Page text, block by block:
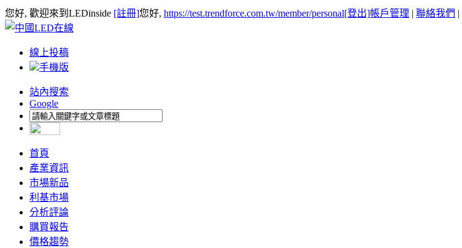
您好, 歡迎來到LEDinside [註冊]您好, https://test.trendforce.com.tw/member/personal[登出]帳戶管理 | 聯絡我們 |
線上投稿
手機版
站內搜索
Google
首頁
產業資訊
市場新品
利基市場
分析評論
購買報告
價格趨勢